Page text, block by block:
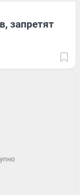
запретят